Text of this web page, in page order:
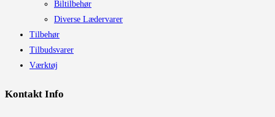
Biltilbehør
Diverse Lædervarer
Tilbehør
Tilbudsvarer
Værktøj
Kontakt Info